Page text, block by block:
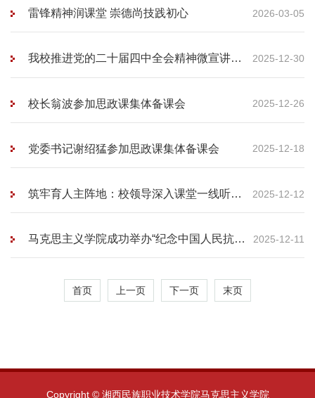
雷锋精神润课堂 崇德尚技践初心 2026-03-05
我校推进党的二十届四中全会精神微宣讲进
2025-12-30
校长翁波参加思政课集体备课会 2025-12-26
党委书记谢绍猛参加思政课集体备课会 2025-12-18
筑牢育人主阵地：校领导深入课堂一线听评
2025-12-12
马克思主义学院成功举办“纪念中国人民抗日
2025-12-11
首页 上一页 下一页 末页
Copyright © 湘西民族职业技术学院马克思主义学院